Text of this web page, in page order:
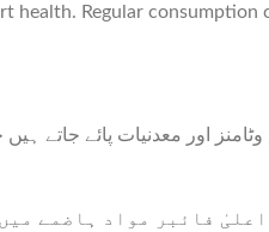
health. Regular
فائبر مواد ہاضمے